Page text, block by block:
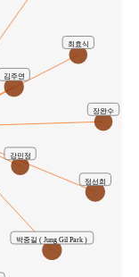
강민정
김주연
박중길 ( Jung Gil Park )
장완수
정선희
최효식